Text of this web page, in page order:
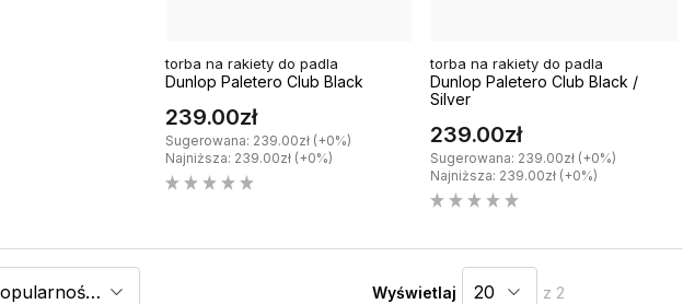
torba na rakiety do padla
Dunlop Paletero Club Black
239.00zł
Sugerowana: 239.00zł (+0%)
Najniższa: 239.00zł (+0%)
torba na rakiety do padla
Dunlop Paletero Club Black /
Silver
239.00zł
Sugerowana: 239.00zł (+0%)
Najniższa: 239.00zł (+0%)
Wyświetlaj z 2